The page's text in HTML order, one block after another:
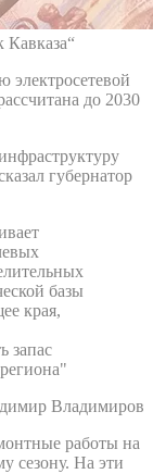
электросетевой
до 2030
губернатор
базы
края,
запас
Владимиров
работы на
сезону. На эти